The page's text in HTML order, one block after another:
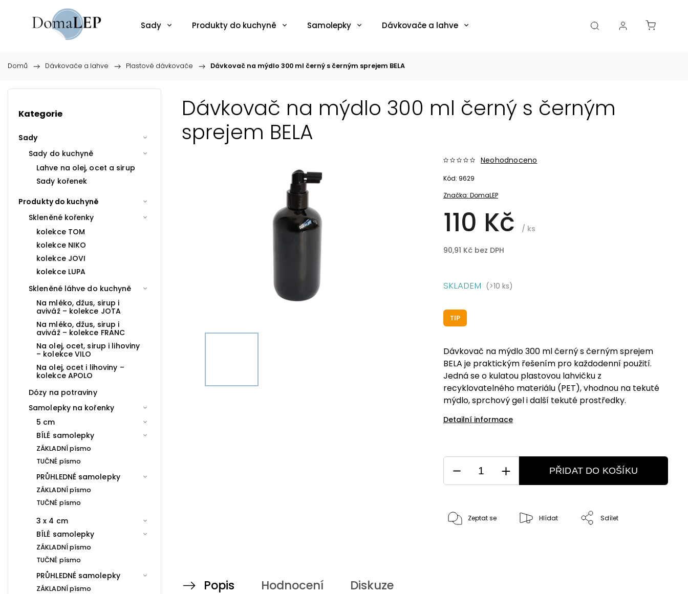
Sady Produkty do kuchyně Samolepky Dávkovače a lahve Boxy, dózy, kořenky, skleničky Akce
Domů / Dávkovače a lahve / Plastové dávkovače / Dávkovač na mýdlo 300 ml černý s černým sprejem BELA
Kategorie
Sady
Sady do kuchyně
Lahve na olej, ocet a sirup
Sady kořenek
Produkty do kuchyně
Skleněné kořenky
kolekce TOM
kolekce NIKO
kolekce JOVI
kolekce LUPA
Skleněné láhve do kuchyně
Na mléko, džus, sirup i
aviváž – kolekce JOTA
Na mléko, džus, sirup i
aviváž – kolekce FRANC
Na olej, ocet, sirup i lihoviny
– kolekce VILO
Na olej, ocet i lihoviny –
kolekce APOLO
Dózy na potraviny
Samolepky na kořenky
5 cm
BÍLÉ samolepky
ZÁKLADNÍ písmo
TUČNÉ písmo
PRŮHLEDNÉ samolepky
ZÁKLADNÍ písmo
TUČNÉ písmo
3 x 4 cm
BÍLÉ samolepky
ZÁKLADNÍ písmo
TUČNÉ písmo
PRŮHLEDNÉ samolepky
ZÁKLADNÍ písmo
Dávkovač na mýdlo 300 ml černý s černým
sprejem BELA
Značka: DomaLEP
Neohodnoceno
110 Kč / ks
90,91 Kč bez DPH
Kód: 9629
TIP
Dávkovač na mýdlo 300 ml černý s černým sprejem
BELA je praktickým řešením pro každodenní použití.
Jedná se o kulatou plastovou lahvičku z
recyklovatelného materiálu (PET), vhodnou na tekuté
mýdlo, sprchový gel i další tekuté prostředky.
Detailní informace
SKLADEM (>10 ks)
PŘIDAT DO KOŠÍKU
Zeptat se Hlídat Sdílet
Popis Hodnocení Diskuze